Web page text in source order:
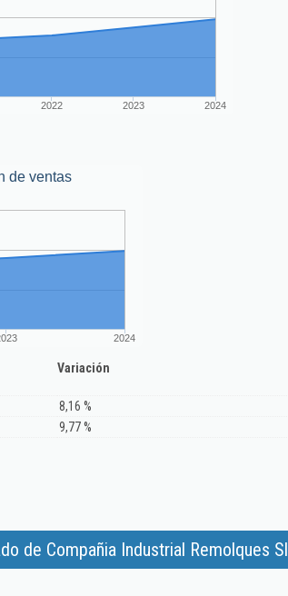
2022 2023 2024
de ventas
2024
Variación
8,16 %
9,77 %
de Compañia Industrial Remolques Sl